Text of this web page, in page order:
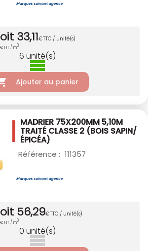
33,11€TTC / unité(s)
€ HT / m3
6 unité(s)
Ajouter au panier
MADRIER 75X200MM 5,10M
TRAITÉ CLASSE 2 (BOIS SAPIN/
ÉPICÉA)
Référence : 111357
56,29€TTC / unité(s)
€ HT / m3
0 unité(s)